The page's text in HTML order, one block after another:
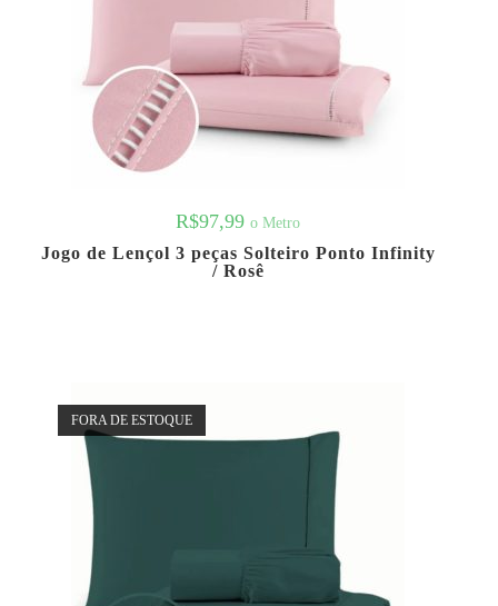
R$97,99 o Metro
Jogo de Lençol 3 peças Solteiro Ponto Infinity
/ Rosê
FORA DE ESTOQUE